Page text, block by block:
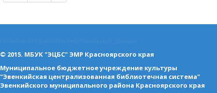
© 2015. МБУК "ЭЦБС" ЭМР Красноярского края
Муниципальное бюджетное учреждение культуры
"Эвенкийская централизованная библиотечная система"
Эвенкийского муниципального района Красноярского края